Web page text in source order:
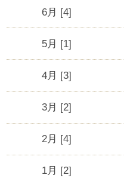
6月 [4]
5月 [1]
4月 [3]
3月 [2]
2月 [4]
1月 [2]